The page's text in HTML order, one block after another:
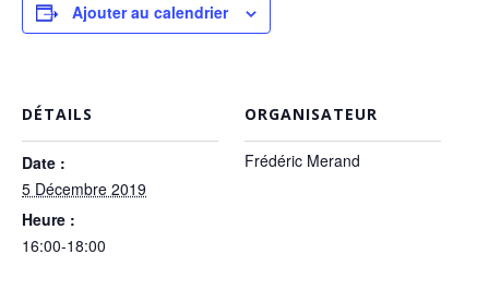
Ajouter au calendrier
DÉTAILS
Date :
5 Décembre 2019
Heure :
16:00-18:00
ORGANISATEUR
Frédéric Merand